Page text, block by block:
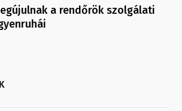
a rendőrök szolgálati